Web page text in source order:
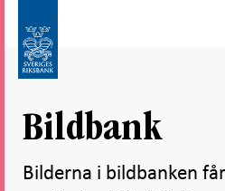
direkt
undersidor
Bildbank
Bilderna i bildbanken